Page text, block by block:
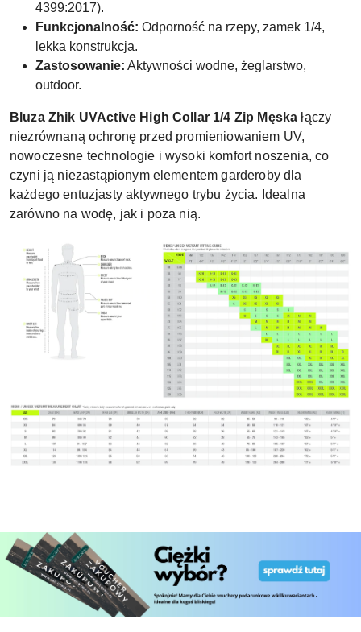
4399:2017).
Funkcjonalność: Odporność na rzepy, zamek 1/4,
lekka konstrukcja.
Zastosowanie: Aktywności wodne, żeglarstwo,
outdoor.
Bluza Zhik UVActive High Collar 1/4 Zip Męska łączy
niezrównaną ochronę przed promieniowaniem UV,
nowoczesne technologie i wysoki komfort noszenia, co
czyni ją niezastąpionym elementem garderoby dla
każdego entuzjasty aktywnego trybu życia. Idealna
zarówno na wodę, jak i poza nią.